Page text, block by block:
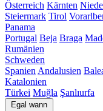
Österreich Kärnten
Steiermark Tirol
Panama
Portugal Beja Braga
Rumänien
Schweden
Spanien Andalusien
Katalonien
Türkei Muğla Şanlıurfa
Egal wann